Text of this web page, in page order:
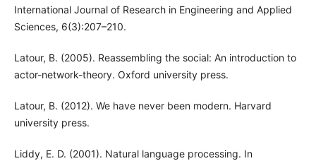
International Journal of Research in Engineering and Applied
Sciences, 6(3):207–210.
Latour, B. (2005). Reassembling the social: An introduction to
actor-network-theory. Oxford university press.
Latour, B. (2012). We have never been modern. Harvard
university press.
Liddy, E. D. (2001). Natural language processing. In